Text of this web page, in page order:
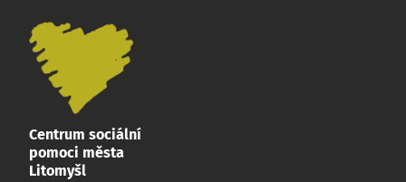
Centrum sociální
pomoci města
Litomyšl